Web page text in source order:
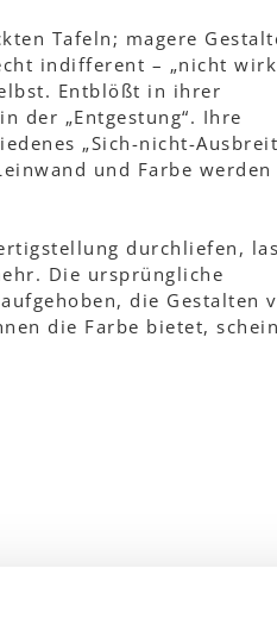
Tafeln; magere
indifferent – „nicht
Entblößt in ihrer
der „Entgestung“. Ihre
„Sich-nicht-
und Farbe
durchliefen,
Die ursprüngliche
die Gestalten
die Farbe bietet,